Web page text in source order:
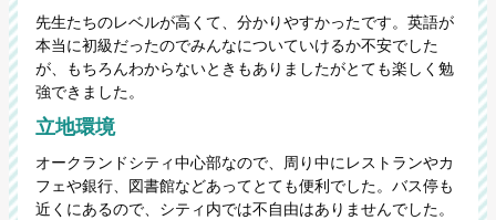
先生たちのレベルが高くて、分かりやすかったです。英語が
本当に初級だったのでみんなについていけるか不安でした
が、もちろんわからないときもありましたがとても楽しく勉
強できました。
立地環境
オークランドシティ中心部なので、周り中にレストランやカ
フェや銀行、図書館などあってとても便利でした。バス停も
近くにあるので、シティ内では不自由はありませんでした。